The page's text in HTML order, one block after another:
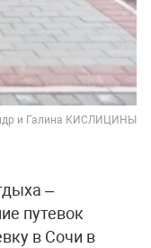
и Галина КИСЛИЦИНЫ
–
путевок
в Сочи в